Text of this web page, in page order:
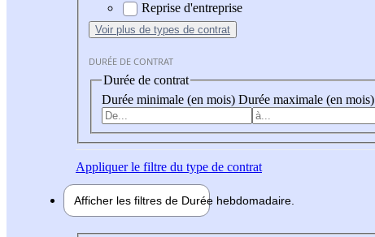
Reprise d'entreprise
Voir plus de types de contrat
DURÉE DE CONTRAT
Durée de contrat
Durée minimale (en mois) Durée maximale (en mois)
Appliquerle filtre du type de contrat
Afficher les filtres de Durée hebdomadaire